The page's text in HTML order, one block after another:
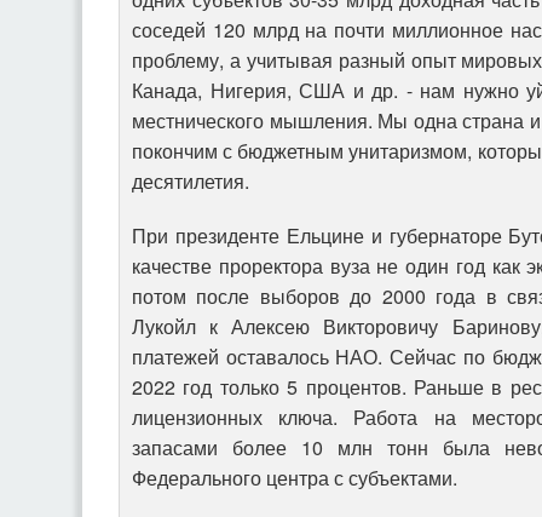
соседей 120 млрд на почти миллионное
проблему, а учитывая разный опыт
Канада, Нигерия, США и др. - нам нужно
местнического мышления. Мы одна страна и
покончим с бюджетным унитаризмом,
десятилетия.
При президенте Ельцине и губернаторе
качестве проректора вуза не один год как
потом после выборов до 2000 года в
Лукойл к Алексею Викторовичу
платежей оставалось НАО. Сейчас по
2022 год только 5 процентов. Раньше в
лицензионных ключа. Работа на
запасами более 10 млн тонн была
Федерального центра с субъектами.